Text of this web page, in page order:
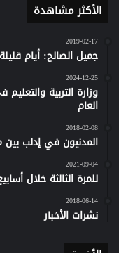
الأكثر مشاهدة
2019-02-17
جميل الصالح: أيام
2024-12-25
وزارة التربية
العام
2018-02-08
المدنيون في إدلب بين
2021-09-04
للمرة الثالثة خلال
2018-06-14
نشرات الأخبار